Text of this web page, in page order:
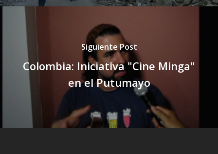
Siguiente Post
Colombia: Iniciativa "Cine Minga"
en el Putumayo